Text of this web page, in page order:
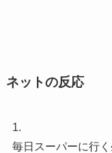
ネットの反応
1.
毎日スーパーに行